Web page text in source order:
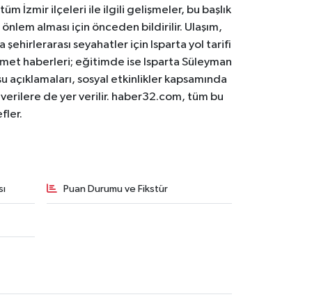
tüm İzmir ilçeleri ile ilgili gelişmeler, bu başlık
alması için önceden bildirilir. Ulaşım,
şehirlerarası seyahatler için Isparta yol tarifi
haberleri; eğitimde ise Isparta Süleyman
sosyal etkinlikler kapsamında
de yer verilir. haber32.com, tüm bu
Puan Durumu ve Fikstür